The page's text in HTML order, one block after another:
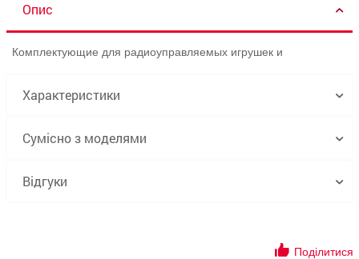
Опис
Комплектующие для радиоуправляемых игрушек и
Характеристики
Сумісно з моделями
Відгуки
Поділитися